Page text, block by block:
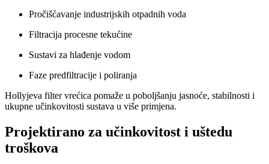
Pročišćavanje industrijskih otpadnih voda
Filtracija procesne tekućine
Sustavi za hlađenje vodom
Faze predfiltracije i poliranja
Hollyjeva filter vrećica pomaže u poboljšanju jasnoće, stabilnosti i
ukupne učinkovitosti sustava u više primjena.
Projektirano za učinkovitost i uštedu
troškova